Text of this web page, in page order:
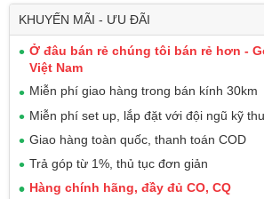
KHUYẾN MÃI - ƯU ĐÃI
Ở đâu bán rẻ chúng tôi bán rẻ hơn -
Việt Nam
Miễn phí giao hàng trong bán kính 30km
Miễn phí set up, lắp đặt với đội ngũ kỹ
Giao hàng toàn quốc, thanh toán COD
Trả góp từ 1%, thủ tục đơn giản
Hàng chính hãng, đầy đủ CO, CQ